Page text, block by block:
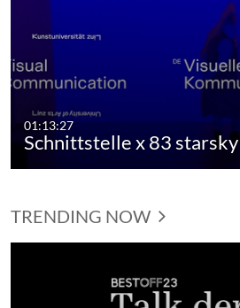
01:13:27
Schnittstelle x 83 starsky
TRENDING NOW